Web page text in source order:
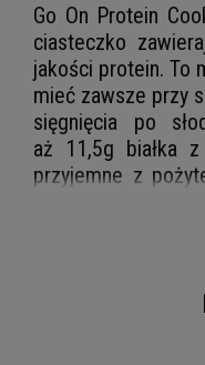
Go On Protein
ciasteczko
jakości protein. To
mieć zawsze przy
sięgnięcia po
aż 11,5g białka z
przyjemne z